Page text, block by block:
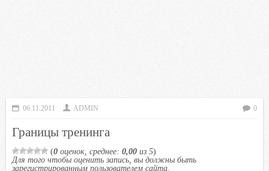
06.11.2011 ADMIN 0
Границы тренинга
(0 оценок, среднее: 0,00 из 5)
Для того чтобы оценить запись, вы должны быть
зарегистрированным пользователем сайта.